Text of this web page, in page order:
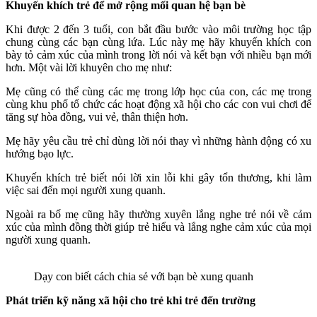
Khuyến khích trẻ để mở rộng mối quan hệ bạn bè
Khi được 2 đến 3 tuổi, con bắt đầu bước vào môi trường học tập
chung cùng các bạn cùng lứa. Lúc này mẹ hãy khuyến khích con
bày tỏ cảm xúc của mình trong lời nói và kết bạn với nhiều bạn mới
hơn. Một vài lời khuyên cho mẹ như:
Mẹ cũng có thể cùng các mẹ trong lớp học của con, các mẹ trong
cùng khu phố tổ chức các hoạt động xã hội cho các con vui chơi để
tăng sự hòa đồng, vui vẻ, thân thiện hơn.
Mẹ hãy yêu cầu trẻ chỉ dùng lời nói thay vì những hành động có xu
hướng bạo lực.
Khuyến khích trẻ biết nói lời xin lỗi khi gây tổn thương, khi làm
việc sai đến mọi người xung quanh.
Ngoài ra bố mẹ cũng hãy thường xuyên lắng nghe trẻ nói về cảm
xúc của mình đồng thời giúp trẻ hiểu và lắng nghe cảm xúc của mọi
người xung quanh.
Dạy con biết cách chia sẻ với bạn bè xung quanh
Phát triển kỹ năng xã hội cho trẻ khi trẻ đến trường